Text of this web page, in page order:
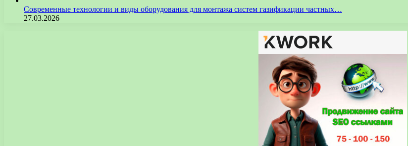
Современные технологии и виды оборудования для монтажа систем газификации частных…
27.03.2026